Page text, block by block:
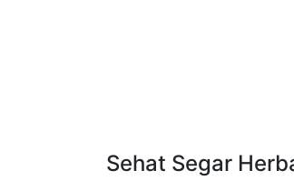
Sehat Segar